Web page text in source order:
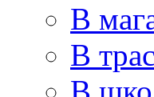
В
В